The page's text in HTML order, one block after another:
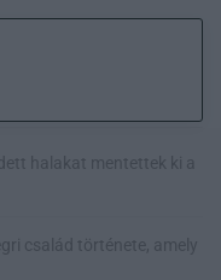
halakat mentettek ki a
család története, amely